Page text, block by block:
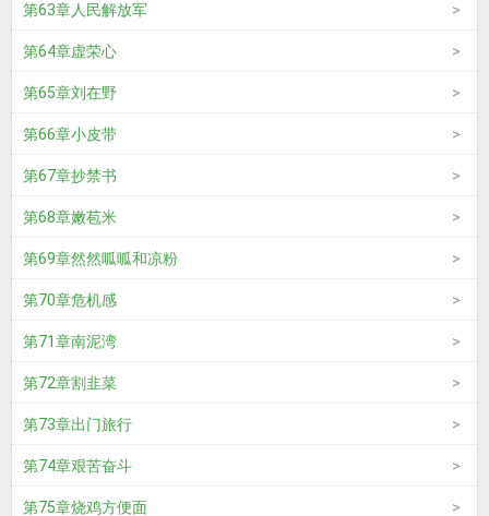
第63章人民解放军
第64章虚荣心
第65章刘在野
第66章小皮带
第67章抄禁书
第68章嫩苞米
第69章然然呱呱和凉粉
第70章危机感
第71章南泥湾
第72章割韭菜
第73章出门旅行
第74章艰苦奋斗
第75章烧鸡方便面